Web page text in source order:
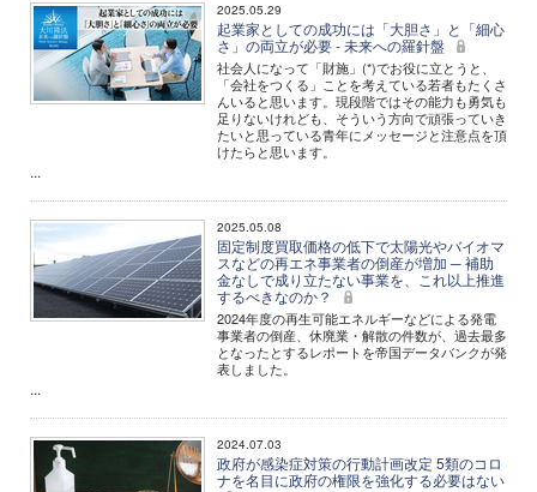
2025.05.29
起業家としての成功には「大胆さ」と「細心
さ」の両立が必要 - 未来への羅針盤
社会人になって「財施」(*)でお役に立とうと、
「会社をつくる」ことを考えている若者もたくさ
んいると思います。現段階ではその能力も勇気も
足りないけれども、そういう方向で頑張っていき
たいと思っている青年にメッセージと注意点を頂
けたらと思います。
...
2025.05.08
固定制度買取価格の低下で太陽光やバイオマ
スなどの再エネ事業者の倒産が増加 ─ 補助
金なしで成り立たない事業を、これ以上推進
するべきなのか？
2024年度の再生可能エネルギーなどによる発電
事業者の倒産、休廃業・解散の件数が、過去最多
となったとするレポートを帝国データバンクが発
表しました。
...
2024.07.03
政府が感染症対策の行動計画改定 5類のコロ
ナを名目に政府の権限を強化する必要はない